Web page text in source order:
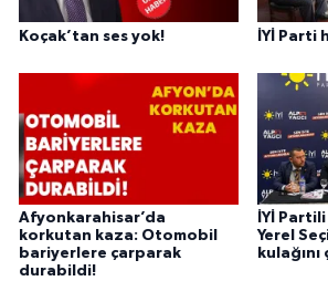
Koçak’tan ses yok! İYİ Parti
Afyonkarahisar’da
korkutan kaza: Otomobil
bariyerlere çarparak
durabildi!
İYİ
Yerel